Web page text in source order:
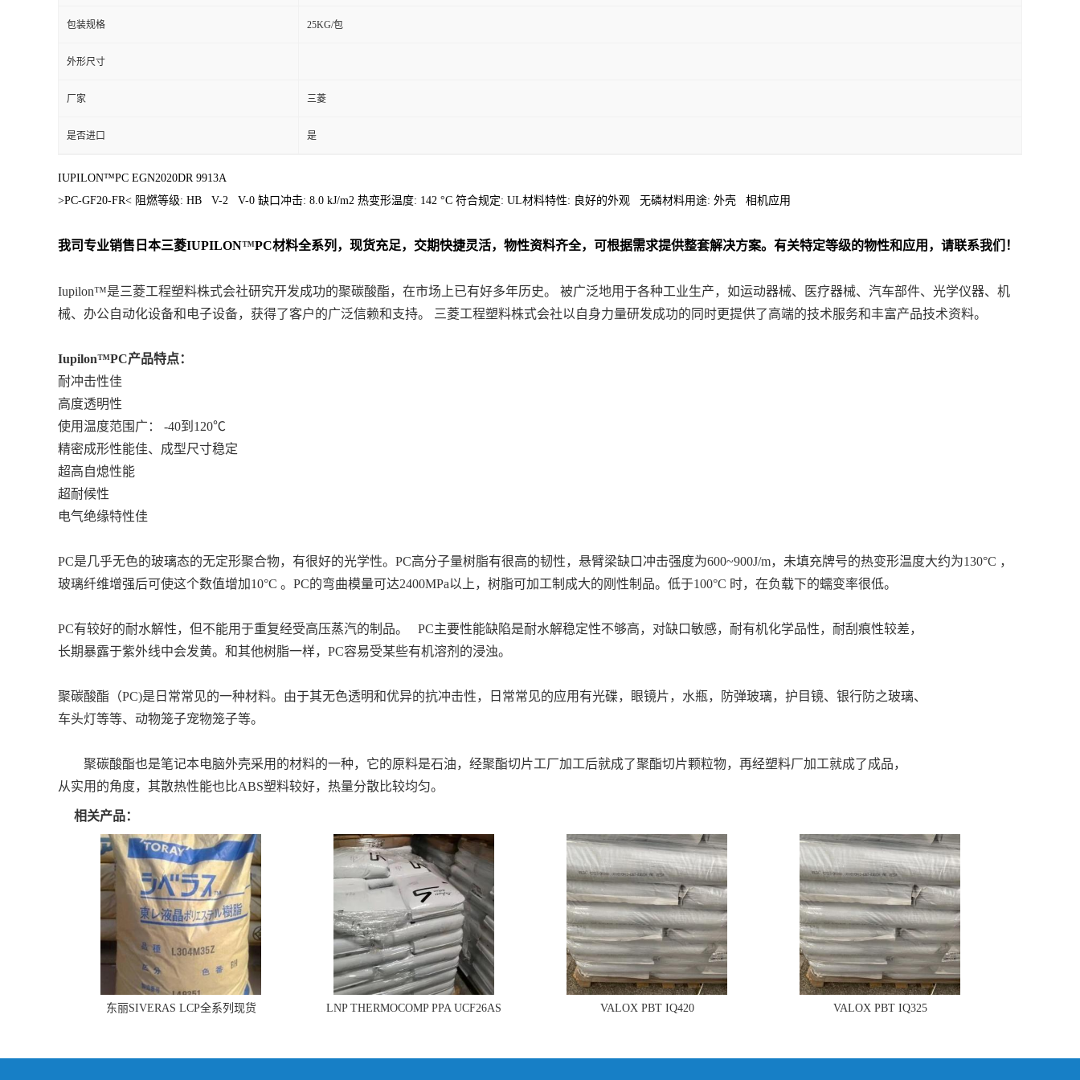
包装规格 25KG/包
外形尺寸
厂家 三菱
是否进口 是
IUPILON™PC EGN2020DR 9913A
>PC-GF20-FR< 阻燃等级: HB V-2 V-0 缺口冲击: 8.0 kJ/m2 热变形温度: 142 °C 符合规定: UL材料特性: 良好的外观 无磷材料用途: 外壳 相机应用
我司专业销售日本三菱IUPILON™PC材料全系列 ，现货充足，交期快捷灵活，物性资料齐全，可根据需求提供整套解决方案。 有关特定等级的物性和应用，请联系我们！
Iupilon™是三菱工程塑料株式会社研究开发成功的聚碳酸酯，在市场上已有好多年历史。 被广泛地用于各种工业生产，如运动器械、医疗器械、汽车部件、光学仪器、机
械、办公自动化设备和电子设备，获得了客户的广泛信赖和支持。 三菱工程塑料株式会社以自身力量研发成功的同时更提供了高端的技术服务和丰富产品技术资料。
Iupilon™PC产品特点：
耐冲击性佳
高度透明性
使用温度范围广： -40到120℃
精密成形性能佳、成型尺寸稳定
超高自熄性能
超耐候性
电气绝缘特性佳
PC是几乎无色的玻璃态的无定形聚合物，有很好的光学性。PC高分子量树脂有很高的韧性，悬臂梁缺口冲击强度为600~900J/m，未填充牌号的热变形温度大约为130°C ，
玻璃纤维增强后可使这个数值增加10°C 。PC的弯曲模量可达2400MPa以上，树脂可加工制成大的刚性制品。低于100°C 时，在负载下的蠕变率很低。
PC有较好的耐水解性，但不能用于重复经受高压蒸汽的制品。 PC主要性能缺陷是耐水解稳定性不够高，对缺口敏感，耐有机化学品性，耐刮痕性较差，
长期暴露于紫外线中会发黄。和其他树脂一样，PC容易受某些有机溶剂的浸浊。
聚碳酸酯（PC)是日常常见的一种材料。由于其无色透明和优异的抗冲击性，日常常见的应用有光碟，眼镜片，水瓶，防弹玻璃，护目镜、银行防之玻璃、
车头灯等等、动物笼子宠物笼子等。
聚碳酸酯也是笔记本电脑外壳采用的材料的一种，它的原料是石油，经聚酯切片工厂加工后就成了聚酯切片颗粒物，再经塑料厂加工就成了成品，
从实用的角度，其散热性能也比ABS塑料较好，热量分散比较均匀。
相关产品：
东丽SIVERAS LCP全系列现货 LNP THERMOCOMP PPA UCF26AS VALOX PBT IQ420 VALOX PBT IQ325